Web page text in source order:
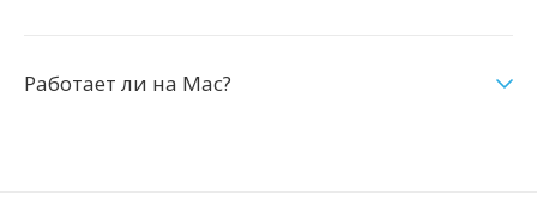
Работает ли на Mac?